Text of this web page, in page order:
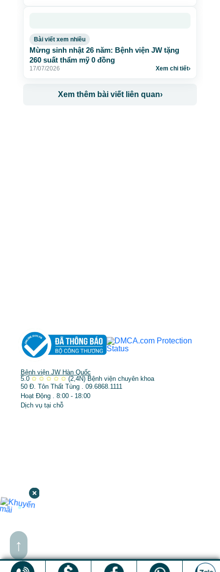
Bài viết xem nhiều
Mừng sinh nhật 26 năm: Bệnh viện JW tặng
260 suất thẩm mỹ 0 đồng
17/07/2026 Xem chi tiết›
Xem thêm bài viết liên quan›
↑
Bệnh viện JW Hàn Quốc
5.0 ✩ ✩ ✩ ✩ ✩ (2,4N) Bệnh viện chuyên khoa
50 Đ. Tôn Thất Tùng . 09.6868.1111
Hoạt Động . 8:00 - 18:00
Dịch vụ tại chỗ